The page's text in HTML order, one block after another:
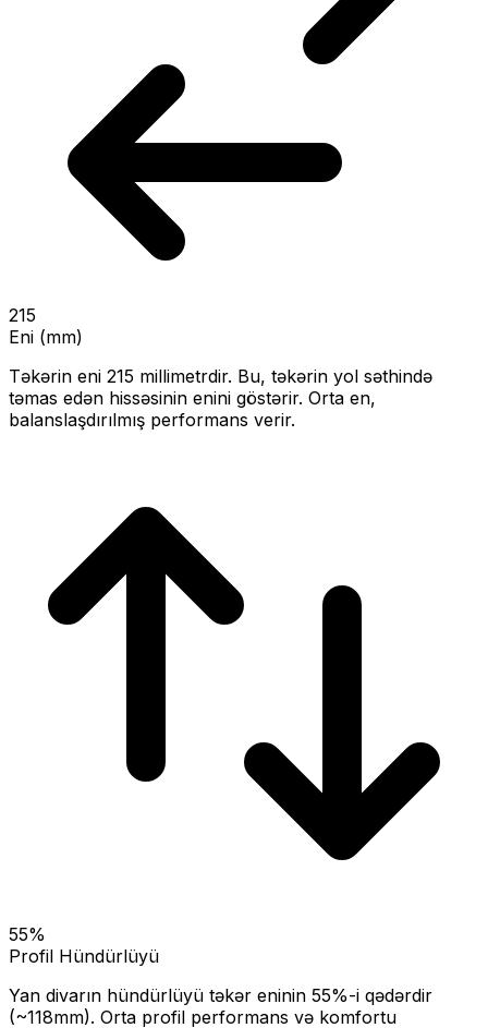
215
Eni (mm)
Təkərin eni 215 millimetrdir. Bu, təkərin yol səthində
təmas edən hissəsinin enini göstərir. Orta en,
balanslaşdırılmış performans verir.
55%
Profil Hündürlüyü
Yan divarın hündürlüyü təkər eninin 55%-i qədərdir
(~118mm). Orta profil performans və komfortu